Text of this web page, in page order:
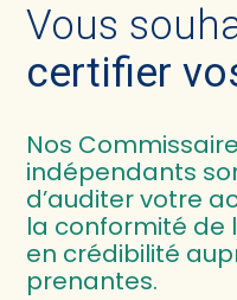
Vous
certifier
Nos
indépendants
d’auditer votre
la conformité de
en crédibilité
prenantes.